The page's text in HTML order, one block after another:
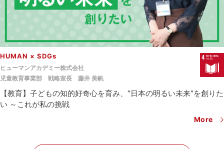
HUMAN × SDGs
ヒューマンアカデミー株式会社
児童教育事業部 戦略室長
藤井 美帆
【教育】子どもの知的好奇心を育み、“日本の明るい未来”を創りた
い ～これが私の挑戦
More